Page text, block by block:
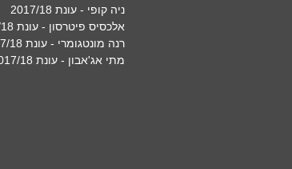
ניה קופי - עונת 2017/18
אלכסיס פיטרסון - עונת 2017/18
רנה מונטגומרי - עונת 2017/18
מתי אג'אבון - עונת 2017/18